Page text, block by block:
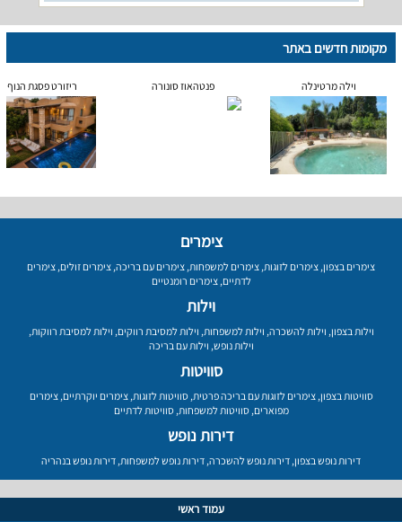
מקומות חדשים באתר
וילה מרטינלה פנטהאוז סונורה ריזורט פסגת הנוף
צימרים
צימרים בצפון, צימרים לזוגות, צימרים למשפחות, צימרים עם בריכה, צימרים זולים, צימרים
לדתיים,צימרים רומנטיים
וילות
וילות בצפון, וילות להשכרה, וילות למשפחות, וילות למסיבת רווקים, וילות למסיבת רווקות,
וילות נופש, וילות עם בריכה
סוויטות
סוויטות בצפון,צימרים לזוגות עם בריכה פרטית,סוויטות לזוגות,צימרים יוקרתיים,צימרים
מפוארים,סוויטות למשפחות,סוויטות לדתיים
דירות נופש
דירות נופש בצפון, דירות נופש להשכרה, דירות נופש למשפחות, דירות נופש בנהריה
עמוד ראשי